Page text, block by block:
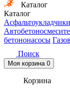
Каталог
Каталог
бетононасосы
Поиск
Моя корзина 0
Корзина